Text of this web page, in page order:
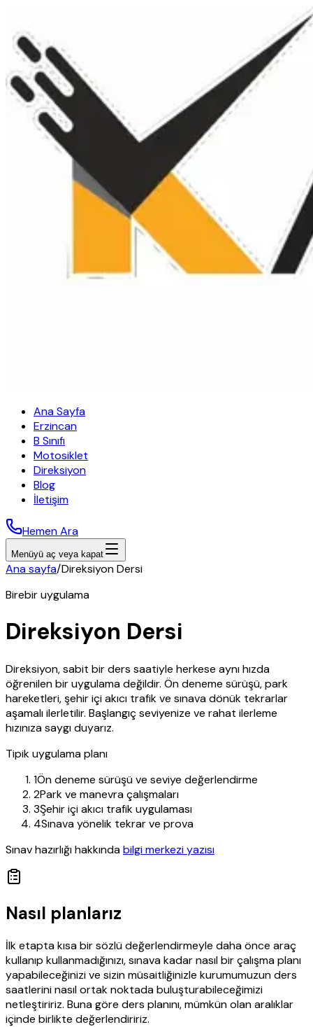
Ana Sayfa
Erzincan
B Sınıfı
Motosiklet
Direksiyon
Blog
İletişim
Hemen Ara
Menüyü aç veya kapat
Ana sayfa/Direksiyon Dersi
Birebir uygulama
Direksiyon Dersi
Direksiyon, sabit bir ders saatiyle herkese aynı hızda
öğrenilen bir uygulama değildir. Ön deneme sürüşü, park
hareketleri, şehir içi akıcı trafik ve sınava dönük tekrarlar
aşamalı ilerletilir. Başlangıç seviyenize ve rahat ilerleme
hızınıza saygı duyarız.
Tipik uygulama planı
1Ön deneme sürüşü ve seviye değerlendirme
2Park ve manevra çalışmaları
3Şehir içi akıcı trafik uygulaması
4Sınava yönelik tekrar ve prova
Sınav hazırlığı hakkındabilgi merkezi yazısı
Nasıl planlarız
İlk etapta kısa bir sözlü değerlendirmeyle daha önce araç
kullanıp kullanmadığınızı, sınava kadar nasıl bir çalışma planı
yapabileceğinizi ve sizin müsaitliğinizle kurumumuzun ders
saatlerini nasıl ortak noktada buluşturabileceğimizi
netleştiririz. Buna göre ders planını, mümkün olan aralıklar
içinde birlikte değerlendiririz.